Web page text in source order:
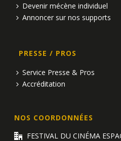
Devenir mécène individuel
Annoncer sur nos supports
PRESSE / PROS
Service Presse & Pros
Accréditation
NOS COORDONNÉES
FESTIVAL DU CINÉMA